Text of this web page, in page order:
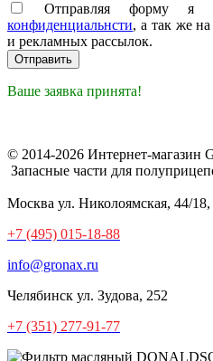
Отправляя форму я
конфиденциальнсти, а так же
и рекламных рассылок.
Ваше заявка принята!
© 2014-2026 Интернет-магазин
Запасные части для
Москва ул. Николоямская, 44/
+7 (495) 015-18-88
info@gronax.ru
Челябинск ул. Зудова, 252
+7 (351) 277-91-77